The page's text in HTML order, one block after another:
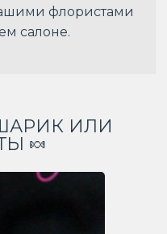
флористами
салоне.
ИЛИ
🍬